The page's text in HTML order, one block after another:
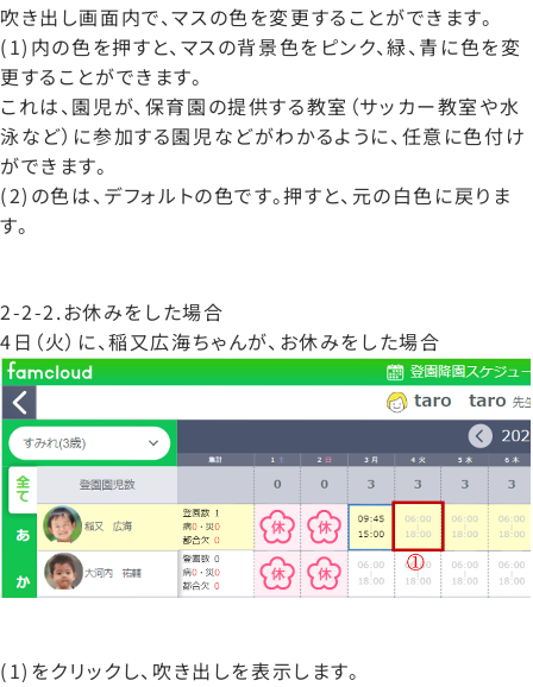
吹き出し画面内で、マスの色を変更することができます。
(1)内の色を押すと、マスの背景色をピンク、緑、青に色を変
更することができます。
これは、園児が、保育園の提供する教室（サッカー教室や水
泳など）に参加する園児などがわかるように、任意に色付け
ができます。
(2)の色は、デフォルトの色です。押すと、元の白色に戻りま
す。
2-2-2.お休みをした場合
4日（火）に、稲又広海ちゃんが、お休みをした場合
(1)をクリックし、吹き出しを表示します。